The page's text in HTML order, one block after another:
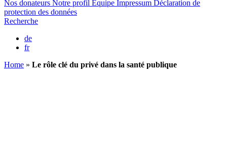
Nos donateurs Notre profil Equipe Impressum Déclaration de
protection des données
Recherche
de
fr
Home » Le rôle clé du privé dans la santé publique